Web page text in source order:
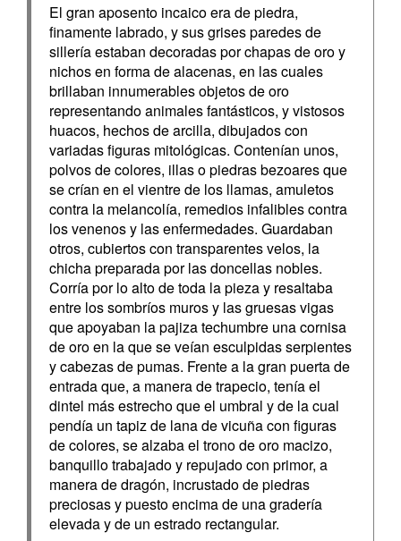
El gran aposento incaico era de piedra,
finamente labrado, y sus grises paredes de
sillería estaban decoradas por chapas de oro y
nichos en forma de alacenas, en las cuales
brillaban innumerables objetos de oro
representando animales fantásticos, y vistosos
huacos, hechos de arcilla, dibujados con
variadas figuras mitológicas. Contenían unos,
polvos de colores, illas o piedras bezoares que
se crían en el vientre de los llamas, amuletos
contra la melancolía, remedios infalibles contra
los venenos y las enfermedades. Guardaban
otros, cubiertos con transparentes velos, la
chicha preparada por las doncellas nobles.
Corría por lo alto de toda la pieza y resaltaba
entre los sombríos muros y las gruesas vigas
que apoyaban la pajiza techumbre una cornisa
de oro en la que se veían esculpidas serpientes
y cabezas de pumas. Frente a la gran puerta de
entrada que, a manera de trapecio, tenía el
dintel más estrecho que el umbral y de la cual
pendía un tapiz de lana de vicuña con figuras
de colores, se alzaba el trono de oro macizo,
banquillo trabajado y repujado con primor, a
manera de dragón, incrustado de piedras
preciosas y puesto encima de una gradería
elevada y de un estrado rectangular.